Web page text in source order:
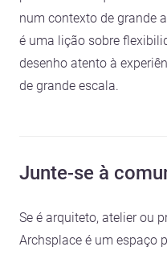
num contexto de grande
é uma lição sobre
desenho atento à
de grande escala.
Junte-se à
Se é arquiteto, atelier ou
Archsplace é um espaço